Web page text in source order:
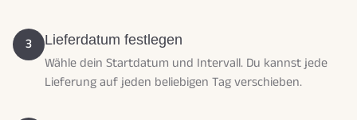
3 Lieferdatum festlegen
Wähle dein Startdatum und Intervall. Du kannst jede
Lieferung auf jeden beliebigen Tag verschieben.